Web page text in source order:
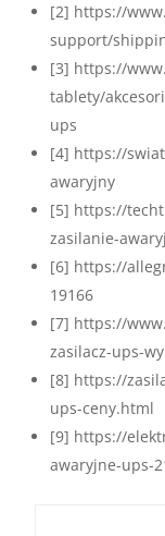
[2] https://
support/
[3] https://
tablety/
ups
[4] https://
awaryjny
[5] https://
zasilanie-
[6] https://
19166
[7] https://
zasilacz-ups-
[8] https://
ups-ceny.html
[9] https://
awaryjne-ups-